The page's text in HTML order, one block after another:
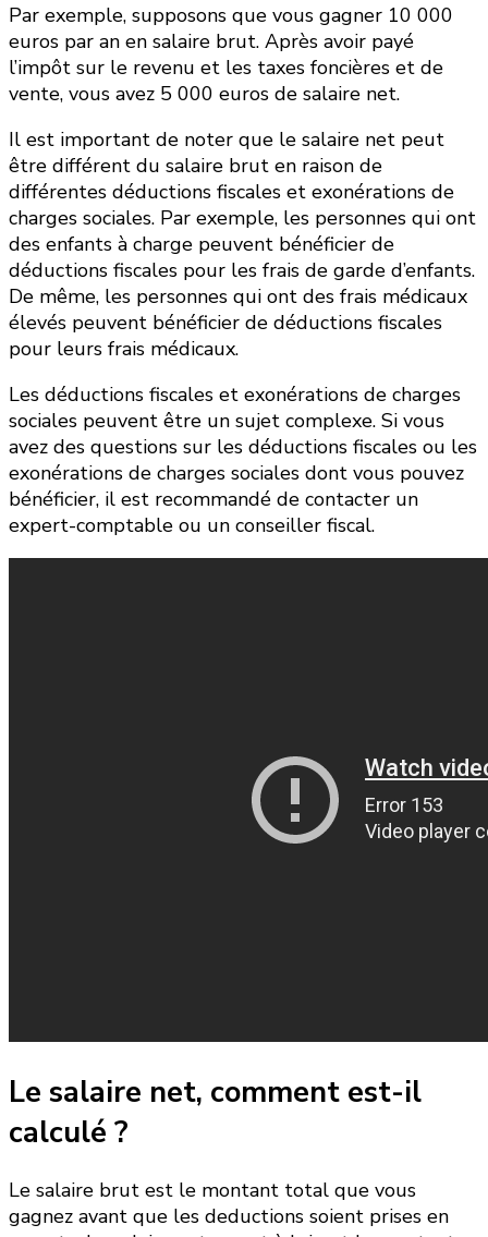
Par exemple, supposons que vous gagner 10 000
euros par an en salaire brut. Après avoir payé
l’impôt sur le revenu et les taxes foncières et de
vente, vous avez 5 000 euros de salaire net.
Il est important de noter que le salaire net peut
être différent du salaire brut en raison de
différentes déductions fiscales et exonérations de
charges sociales. Par exemple, les personnes qui ont
des enfants à charge peuvent bénéficier de
déductions fiscales pour les frais de garde d’enfants.
De même, les personnes qui ont des frais médicaux
élevés peuvent bénéficier de déductions fiscales
pour leurs frais médicaux.
Les déductions fiscales et exonérations de charges
sociales peuvent être un sujet complexe. Si vous
avez des questions sur les déductions fiscales ou les
exonérations de charges sociales dont vous pouvez
bénéficier, il est recommandé de contacter un
expert-comptable ou un conseiller fiscal.
Le salaire net, comment est-il
calculé ?
Le salaire brut est le montant total que vous
gagnez avant que les deductions soient prises en